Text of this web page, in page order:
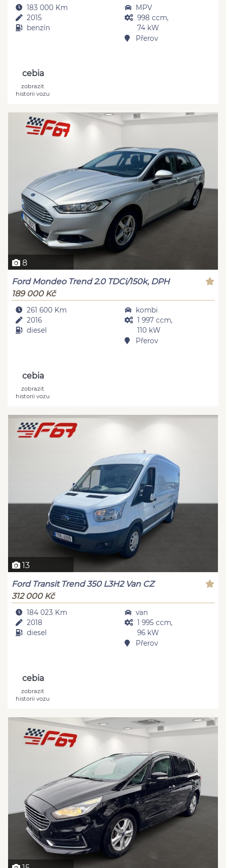
183 000 Km
2015
benzín
MPV
998 ccm,
74 kW
Přerov
cebia
zobrazit
historii vozu
8
Ford Mondeo Trend 2.0 TDCi/150k, DPH
189 000 Kč
261 600 Km
2016
diesel
kombi
1 997 ccm,
110 kW
Přerov
cebia
zobrazit
historii vozu
13
Ford Transit Trend 350 L3H2 Van CZ
312 000 Kč
184 023 Km
2018
diesel
van
1 995 ccm,
96 kW
Přerov
cebia
zobrazit
historii vozu